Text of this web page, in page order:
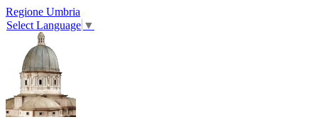
Regione Umbria
Select Language ▼